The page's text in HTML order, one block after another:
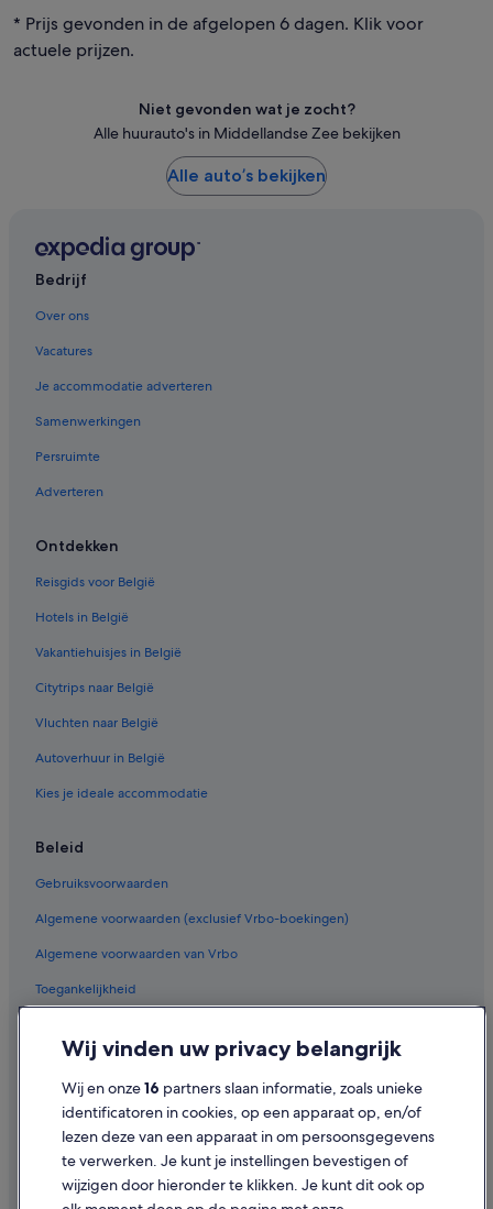
* Prijs gevonden in de afgelopen 6 dagen. Klik voor
actuele prijzen.
Niet gevonden wat je zocht?
Alle huurauto's in Middellandse Zee bekijken
Alle auto’s bekijken
Bedrijf
Over ons
Vacatures
Je accommodatie adverteren
Samenwerkingen
Persruimte
Adverteren
Ontdekken
Reisgids voor België
Hotels in België
Vakantiehuisjes in België
Citytrips naar België
Vluchten naar België
Autoverhuur in België
Kies je ideale accommodatie
Beleid
Gebruiksvoorwaarden
Algemene voorwaarden (exclusief Vrbo-boekingen)
Algemene voorwaarden van Vrbo
Toegankelijkheid
Cookies
Juridische informatie/Contact
Inhoudsrichtlijnen en inhoud rapporteren
Hulp
Wij vinden uw privacy belangrijk
Wij en onze16 partners slaan informatie, zoals unieke
identificatoren in cookies, op een apparaat op, en/of
lezen deze van een apparaat in om persoonsgegevens
te verwerken. Je kunt je instellingen bevestigen of
wijzigen door hieronder te klikken. Je kunt dit ook op